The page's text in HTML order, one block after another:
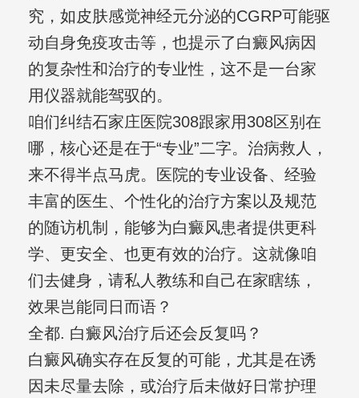
究，如皮肤感觉神经元分泌的CGRP可能驱
动自身免疫攻击等，也提示了白癜风病因
的复杂性和治疗的专业性，这不是一台家
用仪器就能驾驭的。
咱们纠结石家庄医院308跟家用308区别在
哪，核心还是在于“专业”二字。治病救人，
来不得半点马虎。医院的专业设备、经验
丰富的医生、个性化的治疗方案以及规范
的随访机制，能够为白癜风患者提供更科
学、更安全、也更有效的治疗。这就像咱
们去健身，请私人教练和自己在家瞎练，
效果岂能同日而语？
全都. 白癜风治疗后还会反复吗？
白癜风确实存在反复的可能，尤其是在诱
因未尽量去除，或治疗后未做好日常护理